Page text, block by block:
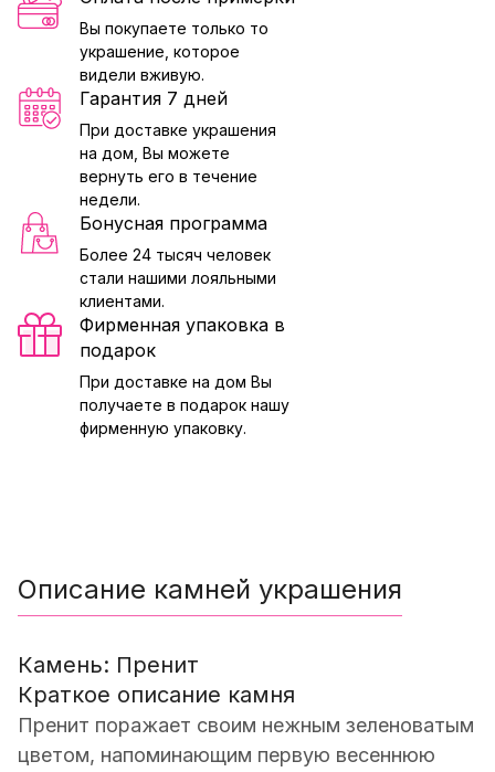
Вы покупаете только то
украшение, которое
видели вживую.
Гарантия 7 дней
При доставке украшения
на дом, Вы можете
вернуть его в течение
недели.
Бонусная программа
Более 24 тысяч человек
стали нашими лояльными
клиентами.
Фирменная упаковка в
подарок
При доставке на дом Вы
получаете в подарок нашу
фирменную упаковку.
Описание камней украшения
Камень: Пренит
Краткое описание камня
Пренит поражает своим нежным зеленоватым
цветом, напоминающим первую весеннюю